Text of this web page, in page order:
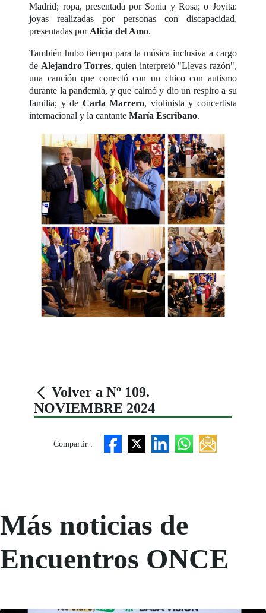
Madrid; ropa, presentada por Sonia y Rosa; o Joyita:
joyas realizadas por personas con discapacidad,
presentadas por Alicia del Amo.
También hubo tiempo para la música inclusiva a cargo
de Alejandro Torres, quien interpretó "Llevas razón",
una canción que conectó con un chico con autismo
durante la pandemia, y que calmó y dio un respiro a su
familia; y de Carla Marrero, violinista y concertista
internacional y la cantanteMaría Escribano.
Volver a Nº 109.
NOVIEMBRE 2024
Compartir :
Más noticias de
Encuentros ONCE